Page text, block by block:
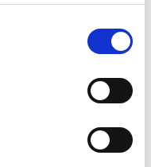
med sina
Byn Morghult, eller
den tiden ganska
det var en mäktig